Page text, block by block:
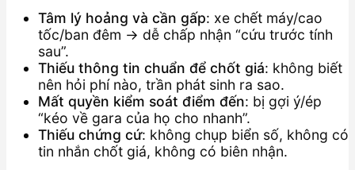
Tâm lý hoảng và cần gấp: xe chết máy/cao
tốc/ban đêm → dễ chấp nhận “cứu trước tính
sau”.
Thiếu thông tin chuẩn để chốt giá: không biết
nên hỏi phí nào, trần phát sinh ra sao.
Mất quyền kiểm soát điểm đến: bị gợi ý/ép
“kéo về gara của họ cho nhanh”.
Thiếu chứng cứ: không chụp biển số, không có
tin nhắn chốt giá, không có biên nhận.